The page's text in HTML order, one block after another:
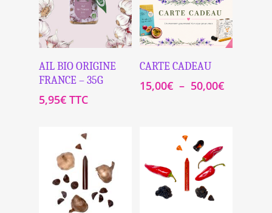
Ajouter Au
Panier
AIL BIO ORIGINE
FRANCE – 35G
5,95€ TTC
Sélectionnez Le
CARTE CADEAU
15,00€ – 50,00€Plage
50,00€